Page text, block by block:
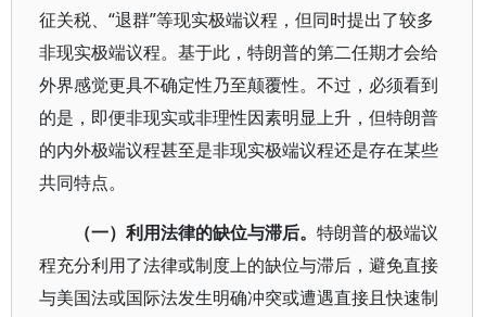
征关税、“退群”等现实极端议程，但同时提出了较多
非现实极端议程。基于此，特朗普的第二任期才会给
外界感觉更具不确定性乃至颠覆性。不过，必须看到
的是，即便非现实或非理性因素明显上升，但特朗普
的内外极端议程甚至是非现实极端议程还是存在某些
共同特点。
（一）利用法律的缺位与滞后。 特朗普的极端议
程充分利用了法律或制度上的缺位与滞后，避免直接
与美国法或国际法发生明确冲突或遭遇直接且快速制